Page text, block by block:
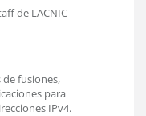
de LACNIC
de fusiones,
para
IPv4.